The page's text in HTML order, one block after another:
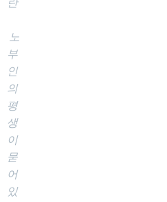
란
노
부
인
의
평
생
이
묻
어
있